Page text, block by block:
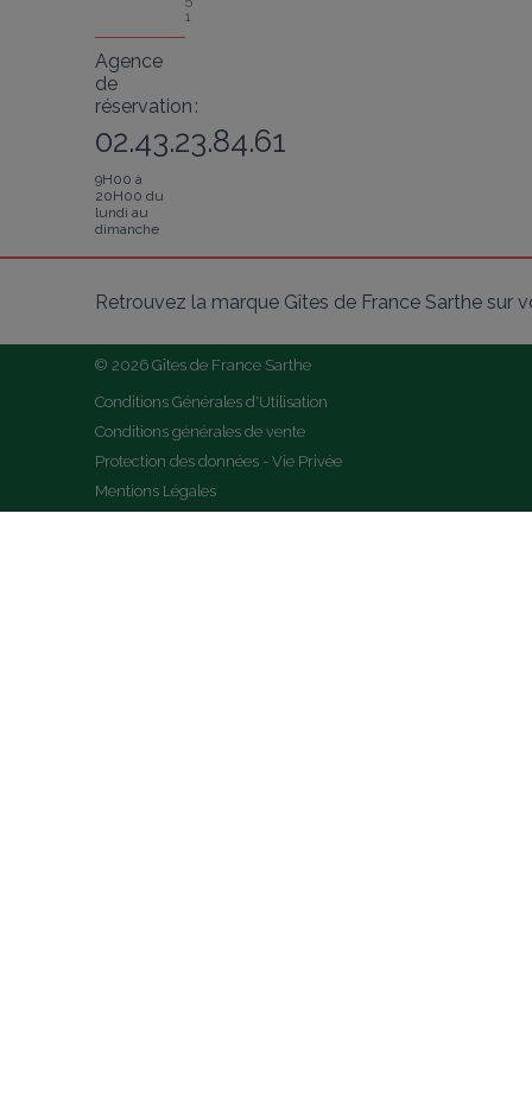
1
Agence
de
réservation :
02.43.23.84.61
9H00 à
20H00 du
lundi au
dimanche
Retrouvez la marque Gîtes de France Sarthe sur
© 2026 Gîtes de France Sarthe
Conditions Générales d'Utilisation
Conditions générales de vente
Protection des données - Vie Privée
Mentions Légales